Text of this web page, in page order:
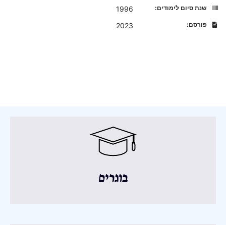
שנת סיום לימודים:
1996
פורסם: 2023
בוגרים